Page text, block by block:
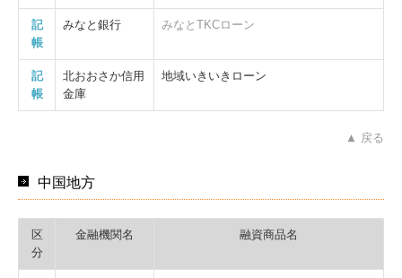
記
帳
みなと銀行 みなとTKCローン
記
帳
北おおさか信用
金庫
地域いきいきローン
▲ 戻る
中国地方
区
分
金融機関名 融資商品名